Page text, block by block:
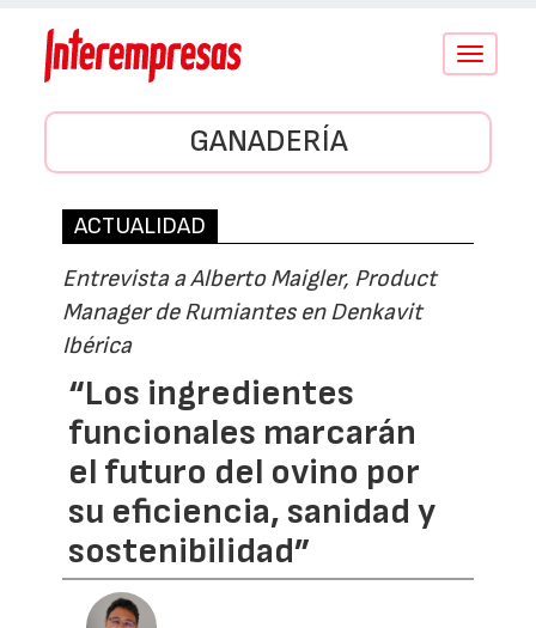
Conmutar
GANADERÍA
ACTUALIDAD
Entrevista a Alberto Maigler, Product
Manager de Rumiantes en Denkavit
Ibérica
“Los ingredientes
funcionales marcarán
el futuro del ovino por
su eficiencia, sanidad y
sostenibilidad”